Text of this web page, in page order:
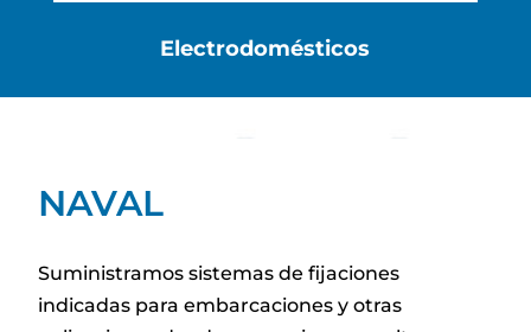
Electrodomésticos
NAVAL
Suministramos sistemas de fijaciones
indicadas para embarcaciones y otras